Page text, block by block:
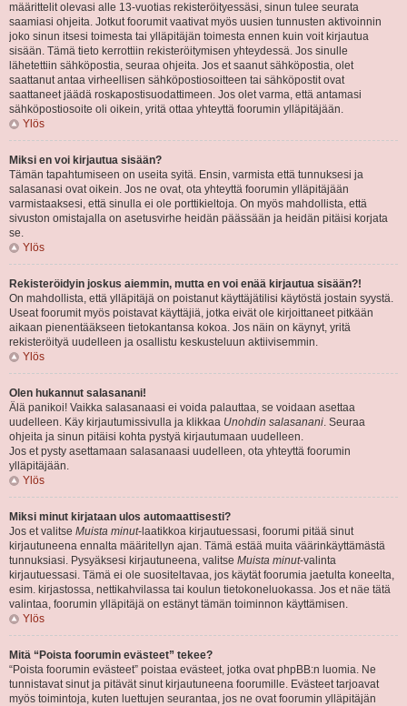
määrittelit olevasi alle 13-vuotias rekisteröityessäsi, sinun tulee seurata
saamiasi ohjeita. Jotkut foorumit vaativat myös uusien tunnusten aktivoinnin
joko sinun itsesi toimesta tai ylläpitäjän toimesta ennen kuin voit kirjautua
sisään. Tämä tieto kerrottiin rekisteröitymisen yhteydessä. Jos sinulle
lähetettiin sähköpostia, seuraa ohjeita. Jos et saanut sähköpostia, olet
saattanut antaa virheellisen sähköpostiosoitteen tai sähköpostit ovat
saattaneet jäädä roskapostisuodattimeen. Jos olet varma, että antamasi
sähköpostiosoite oli oikein, yritä ottaa yhteyttä foorumin ylläpitäjään.
Ylös
Miksi en voi kirjautua sisään?
Tämän tapahtumiseen on useita syitä. Ensin, varmista että tunnuksesi ja
salasanasi ovat oikein. Jos ne ovat, ota yhteyttä foorumin ylläpitäjään
varmistaaksesi, että sinulla ei ole porttikieltoja. On myös mahdollista, että
sivuston omistajalla on asetusvirhe heidän päässään ja heidän pitäisi korjata
se.
Ylös
Rekisteröidyin joskus aiemmin, mutta en voi enää kirjautua sisään?!
On mahdollista, että ylläpitäjä on poistanut käyttäjätilisi käytöstä jostain syystä.
Useat foorumit myös poistavat käyttäjiä, jotka eivät ole kirjoittaneet pitkään
aikaan pienentääkseen tietokantansa kokoa. Jos näin on käynyt, yritä
rekisteröityä uudelleen ja osallistu keskusteluun aktiivisemmin.
Ylös
Olen hukannut salasanani!
Älä panikoi! Vaikka salasanaasi ei voida palauttaa, se voidaan asettaa
uudelleen. Käy kirjautumissivulla ja klikkaa Unohdin salasanani. Seuraa
ohjeita ja sinun pitäisi kohta pystyä kirjautumaan uudelleen.
Jos et pysty asettamaan salasanaasi uudelleen, ota yhteyttä foorumin
ylläpitäjään.
Ylös
Miksi minut kirjataan ulos automaattisesti?
Jos et valitse Muista minut-laatikkoa kirjautuessasi, foorumi pitää sinut
kirjautuneena ennalta määritellyn ajan. Tämä estää muita väärinkäyttämästä
tunnuksiasi. Pysyäksesi kirjautuneena, valitse Muista minut-valinta
kirjautuessasi. Tämä ei ole suositeltavaa, jos käytät foorumia jaetulta koneelta,
esim. kirjastossa, nettikahvilassa tai koulun tietokoneluokassa. Jos et näe tätä
valintaa, foorumin ylläpitäjä on estänyt tämän toiminnon käyttämisen.
Ylös
Mitä “Poista foorumin evästeet” tekee?
“Poista foorumin evästeet” poistaa evästeet, jotka ovat phpBB:n luomia. Ne
tunnistavat sinut ja pitävät sinut kirjautuneena foorumille. Evästeet tarjoavat
myös toimintoja, kuten luettujen seurantaa, jos ne ovat foorumin ylläpitäjän